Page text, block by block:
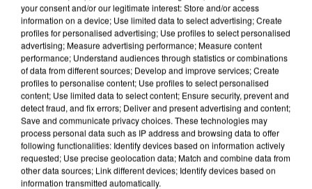
APRÈS TOUTES CES CANICULES, LES REFUGES
your consent and/or our legitimate interest: Store and/or access
information on a device; Use limited data to select advertising; Create
profiles for personalised advertising; Use profiles to select personalised
advertising; Measure advertising performance; Measure content
performance; Understand audiences through statistics or combinations
of data from different sources; Develop and improve services; Create
profiles to personalise content; Use profiles to select personalised
content; Use limited data to select content; Ensure security, prevent and
detect fraud, and fix errors; Deliver and present advertising and content;
Save and communicate privacy choices. These technologies may
process personal data such as IP address and browsing data to offer
following functionalities: Identify devices based on information actively
requested; Use precise geolocation data; Match and combine data from
other data sources; Link different devices; Identify devices based on
information transmitted automatically.